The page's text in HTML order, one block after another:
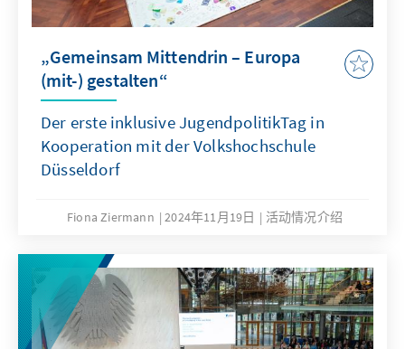
„Gemeinsam Mittendrin – Europa
(mit-) gestalten“
Der erste inklusive JugendpolitikTag in
Kooperation mit der Volkshochschule
Düsseldorf
Fiona Ziermann 2024年11月19日 活动情况介绍